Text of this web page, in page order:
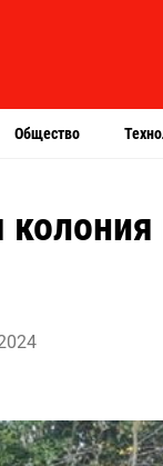
Общество